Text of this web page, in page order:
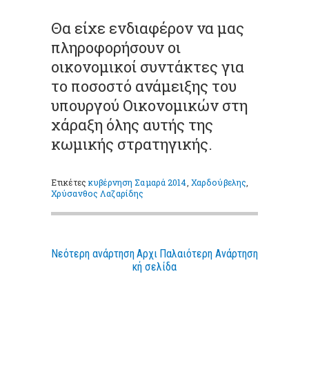
Θα είχε ενδιαφέρον να μας
πληροφορήσουν οι
οικονομικοί συντάκτες για
το ποσοστό ανάμειξης του
υπουργού Οικονομικών στη
χάραξη όλης αυτής της
κωμικής στρατηγικής.
Ετικέτεςκυβέρνηση Σαμαρά 2014 Χαρδούβελης
Χρύσανθος Λαζαρίδης
Νεότερη ανάρτηση Παλαιότερη Ανάρτηση
Αρχι
κή σελίδα